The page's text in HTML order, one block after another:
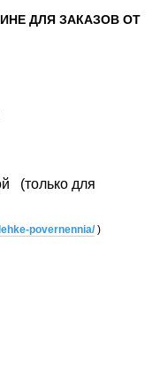
ДЛЯ ЗАКАЗОВ ОТ
(только для
povernennia/)